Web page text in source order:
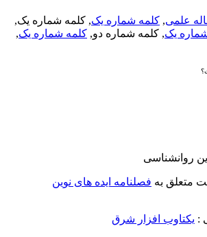
علمی, کلمه شماره یک, کلمه شماره یک,
یک, کلمه شماره دو,کلمه شماره یک,
متعلق بهفصلنامه ایده های نوین
یکتاوب افزار شرق